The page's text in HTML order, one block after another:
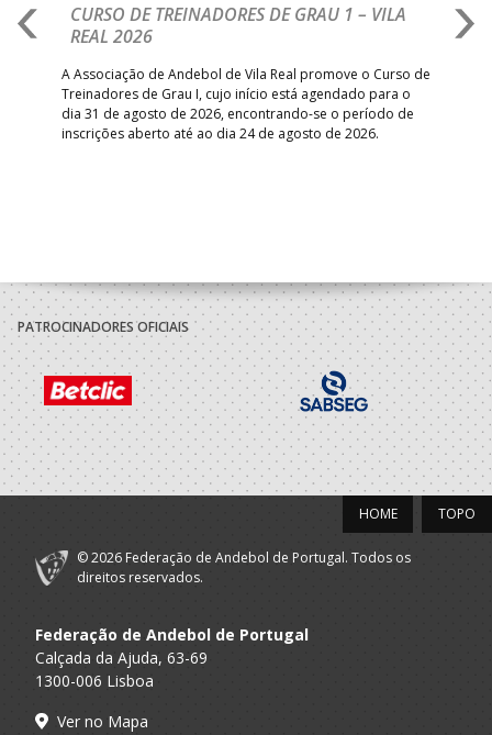
CURSO DE TREINADORES DE GRAU 1 – VILA
REAL 2026
A Associação de Andebol de Vila Real promove o Curso de
Treinadores de Grau I, cujo início está agendado para o
dia 31 de agosto de 2026, encontrando-se o período de
inscrições aberto até ao dia 24 de agosto de 2026.
PATROCINADORES OFICIAIS
TOPO
HOME
© 2026 Federação de Andebol de Portugal. Todos os
direitos reservados.
Federação de Andebol de Portugal
Calçada da Ajuda, 63-69
1300-006 Lisboa
Ver no Mapa